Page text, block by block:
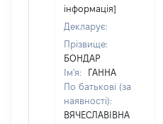
інформація]
Декларує:
Прізвище:
БОНДАР
Ім'я:
ГАННА
По батькові (за
наявності):
ВЯЧЕСЛАВІВНА